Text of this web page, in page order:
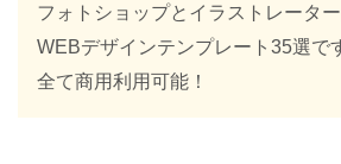
フォトショップとイラストレータ
WEBデザインテンプレート35選で
全て商用利用可能！